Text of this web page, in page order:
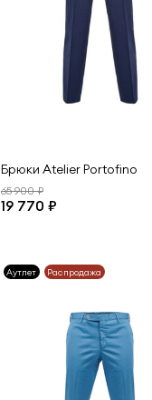
Брюки Atelier Portofino
65 900 ₽
19 770 ₽
Аутлет Распродажа